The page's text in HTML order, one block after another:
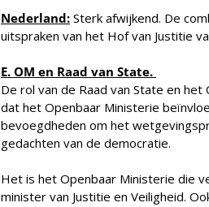
Nederland: Sterk afwijkend. De
uitspraken van het Hof van Justitie
E. OM en Raad van State.
De rol van de Raad van State en
dat het Openbaar Ministerie
bevoegdheden om het
gedachten van de democratie.
Het is het Openbaar Ministerie die
minister van Justitie en Veiligheid.